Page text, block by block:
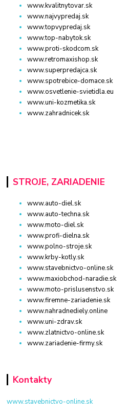
www.kvalitnytovar.sk
www.najvypredaj.sk
www.topvypredaj.sk
www.top-nabytok.sk
www.proti-skodcom.sk
www.retromaxishop.sk
www.superpredajca.sk
www.spotrebice-domace.sk
www.osvetlenie-svietidla.eu
www.uni-kozmetika.sk
www.zahradnicek.sk
STROJE, ZARIADENIE
www.auto-diel.sk
www.auto-techna.sk
www.moto-diel.sk
www.profi-dielna.sk
www.polno-stroje.sk
www.krby-kotly.sk
www.stavebnictvo-online.sk
www.maxiobchod-naradie.sk
www.moto-prislusenstvo.sk
www.firemne-zariadenie.sk
www.nahradnediely.online
www.uni-zdrav.sk
www.zlatnictvo-online.sk
www.zariadenie-firmy.sk
Kontakty
www.stavebnictvo-online.sk